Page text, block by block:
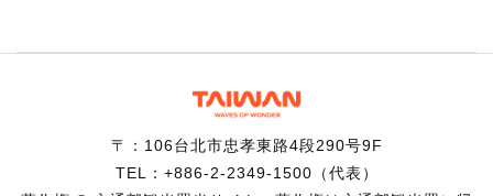
〒：106台北市忠孝東路4段290号9F
TEL：+886-2-2349-1500（代表）